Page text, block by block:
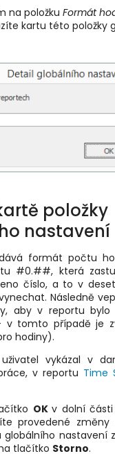
na položku Formát
kartu této položky
položky
nastavení
formát počtu
#0.##, která
číslo, a to v
Následně
aby v reportu
v tomto případě je
hodiny).
uživatel vykázal v
v reportu Time
OK v dolní
provedené
nastavení
tlačítko Storno.